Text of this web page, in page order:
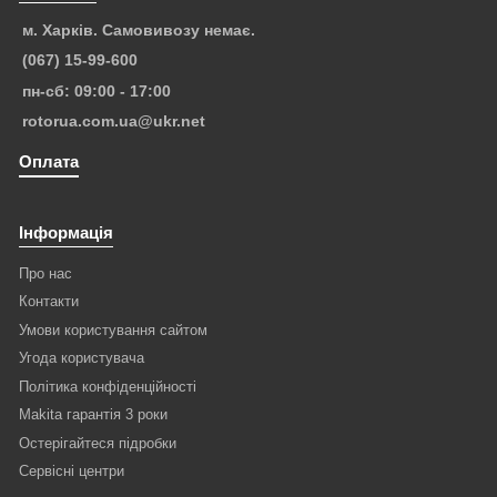
м. Харків. Самовивозу немає.
(067) 15-99-600
пн-сб: 09:00 - 17:00
rotorua.com.ua@ukr.net
Оплата
Інформація
Про нас
Контакти
Умови користування сайтом
Угода користувача
Політика конфіденційності
Makita гарантія 3 роки
Остерігайтеся підробки
Сервісні центри